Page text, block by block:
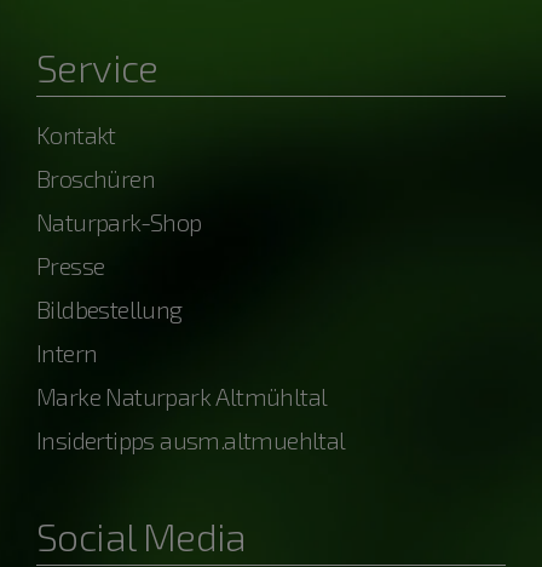
Service
Kontakt
Broschüren
Naturpark-Shop
Presse
Bildbestellung
Intern
Marke Naturpark Altmühltal
Insidertipps ausm.altmuehltal
Social Media